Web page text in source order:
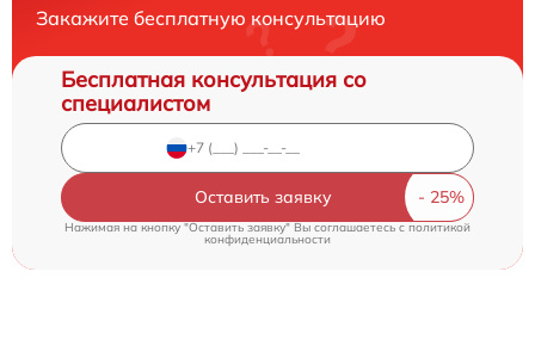
Закажите бесплатную консультацию
Бесплатная консультация со
специалистом
Оставить заявку
Нажимая на кнопку "Оставить заявку" Вы соглашаетесь cполитикой
конфиденциальности